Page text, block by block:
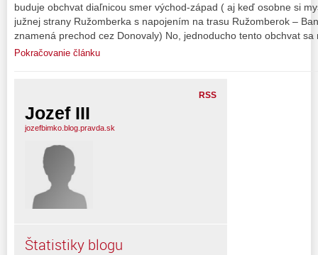
buduje obchvat diaľnicou smer východ-západ ( aj keď osobne si
južnej strany Ružomberka s napojením na trasu Ružomberok –
znamená prechod cez Donovaly) No, jednoducho tento obchvat
Pokračovanie článku
RSS
Jozef III
jozefbimko.blog.pravda.sk
Štatistiky blogu